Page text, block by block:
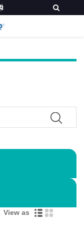
View as